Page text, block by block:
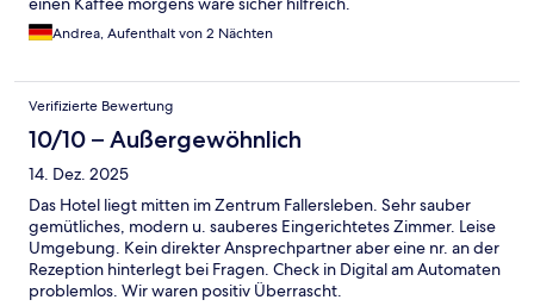
Andrea, Aufenthalt von 2 Nächten
Verifizierte Bewertung
10/10 – Außergewöhnlich
14. Dez. 2025
Das Hotel liegt mitten im Zentrum Fallersleben. Sehr sauber
gemütliches, modern u. sauberes Eingerichtetes Zimmer. Leise
Umgebung. Kein direkter Ansprechpartner aber eine nr. an der
Rezeption hinterlegt bei Fragen. Check in Digital am Automaten
problemlos. Wir waren positiv Überrascht.